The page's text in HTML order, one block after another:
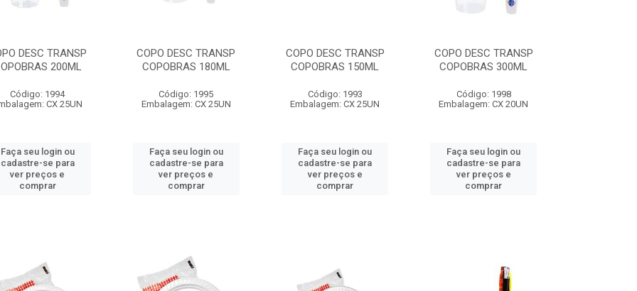
DESC TRANSP
200ML
Código: 1994
CX 25UN
Faça seu login ou
cadastre-se para
ver preços e
comprar
COPO DESC TRANSP
COPOBRAS 180ML
Código: 1995
Embalagem: CX 25UN
Faça seu login ou
cadastre-se para
ver preços e
comprar
COPO DESC TRANSP
COPOBRAS 150ML
Código: 1993
Embalagem: CX 25UN
Faça seu login ou
cadastre-se para
ver preços e
comprar
COPO DESC TRANSP
COPOBRAS 300ML
Código: 1998
Embalagem: CX 20UN
Faça seu login ou
cadastre-se para
ver preços e
comprar